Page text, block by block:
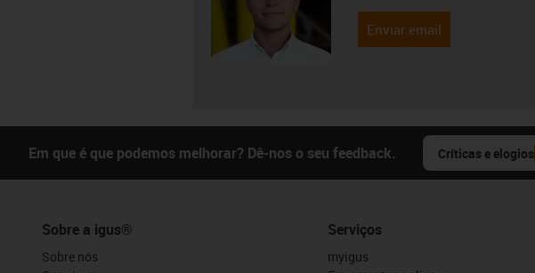
Enviar email
Em que é que podemos melhorar? Dê-nos o seu feedback. Críticas e elogios
Sobre a igus®
Sobre nós
Serviços
myigus